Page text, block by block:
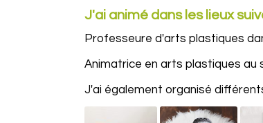
J'ai animé dans les lieux
Professeure d'arts plastiques
Animatrice en arts plastiques au
J'ai également organisé